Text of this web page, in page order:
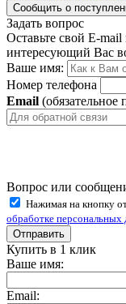
Задать вопрос
Оставьте свой E-
интересующий Вас
Ваше имя:
Номер телефона
Email (обязательное
Вопрос или
Нажимая на кнопку
обработке персональных
Купить в 1 клик
Ваше имя:
Email: